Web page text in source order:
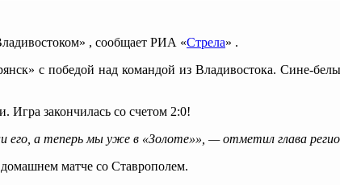
, сообщает РИА «Стрела» .
с победой над командой из Владивостока. Сине-
закончилась со счетом 2:0!
его, а теперь мы уже в «Золоте»», — отметил глава
матче со Ставрополем.